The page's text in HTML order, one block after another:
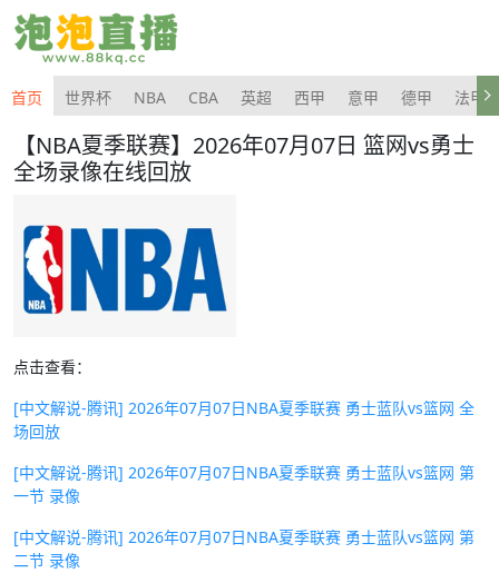
首页 世界杯 NBA CBA 英超 西甲 意甲 德甲 法甲
【NBA夏季联赛】2026年07月07日 篮网vs勇士
全场录像在线回放
点击查看：
[中文解说-腾讯] 2026年07月07日NBA夏季联赛 勇士蓝队vs篮网 全
场回放
[中文解说-腾讯] 2026年07月07日NBA夏季联赛 勇士蓝队vs篮网 第
一节 录像
[中文解说-腾讯] 2026年07月07日NBA夏季联赛 勇士蓝队vs篮网 第
二节 录像